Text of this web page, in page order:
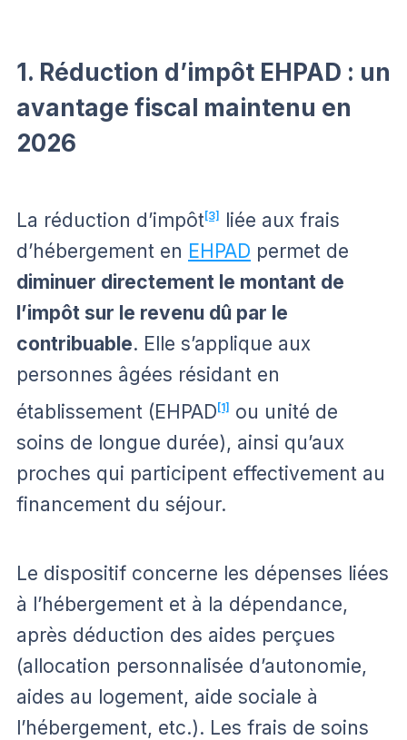
1. Réduction d’impôt EHPAD : un
avantage fiscal maintenu en
2026
La réduction d’impôt[3]
liée aux frais
d’hébergement en EHPAD permet de
diminuer directement le montant de
l’impôt sur le revenu dû par le
contribuable. Elle s’applique aux
personnes âgées résidant en
établissement (EHPAD [1]
ou unité de
soins de longue durée), ainsi qu’aux
proches qui participent effectivement au
financement du séjour.
Le dispositif concerne les dépenses liées
à l’hébergement et à la dépendance,
après déduction des aides perçues
(allocation personnalisée d’autonomie,
aides au logement, aide sociale à
l’hébergement, etc.). Les frais de soins